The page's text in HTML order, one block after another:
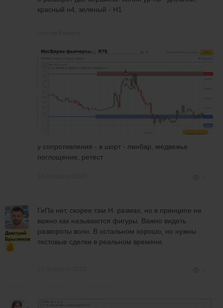
красный н4, зеленый - Н1
у сопротивления - в шорт - пинбар, медвежье
поглощение, ретест
Дмитрий
Брыляков
ГиПа нет, скорее там Н. размах, но в принципе не
важно как называются фигуры. Важно видеть
развороты волн. В остальном хорошо, но нужны
тестовые сделки в реальном времени.